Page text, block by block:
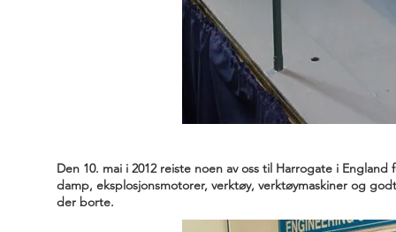
Den 10. mai i 2012 reiste noen av oss til Harrogate i
damp, eksplosjonsmotorer, verktøy, verktøymaskiner og
der borte.